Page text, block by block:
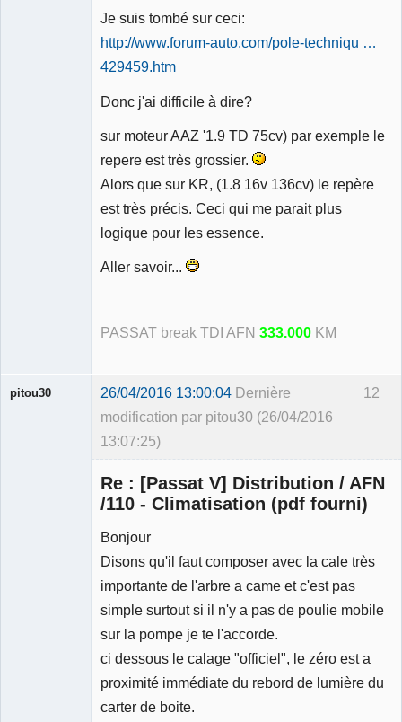
Je suis tombé sur ceci:
http://www.forum-auto.com/pole-techniqu …
429459.htm
Donc j'ai difficile à dire?
sur moteur AAZ '1.9 TD 75cv) par exemple le
repere est très grossier.
Alors que sur KR, (1.8 16v 136cv) le repère
est très précis. Ceci qui me parait plus
logique pour les essence.
Aller savoir...
PASSAT break TDI AFN 333.000 KM
12
pitou30 26/04/2016 13:00:04 Dernière
modification par pitou30 (26/04/2016
13:07:25)
Re : [Passat V] Distribution / AFN
/110 - Climatisation (pdf fourni)
Bonjour
Disons qu'il faut composer avec la cale très
importante de l'arbre a came et c'est pas
simple surtout si il n'y a pas de poulie mobile
sur la pompe je te l'accorde.
ci dessous le calage "officiel", le zéro est a
proximité immédiate du rebord de lumière du
carter de boite.